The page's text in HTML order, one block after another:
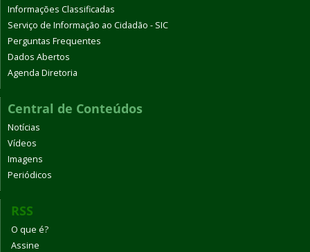
Informações Classificadas
Serviço de Informação ao Cidadão - SIC
Perguntas Frequentes
Dados Abertos
Agenda Diretoria
Central de Conteúdos
Notícias
Vídeos
Imagens
Periódicos
RSS
O que é?
Assine